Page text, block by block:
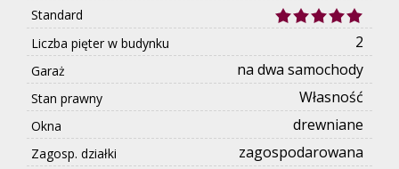
Standard
Liczba pięter w budynku
2
Garaż na dwa samochody
Stan prawny Własność
Okna drewniane
Zagosp. działki zagospodarowana